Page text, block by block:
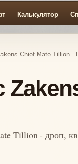
Калькулятор
Chief Mate Tillion -
Tillion - дроп,